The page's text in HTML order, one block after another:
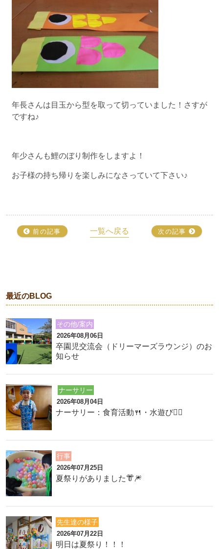
年長さんは目玉から型を取って切っていました！さすが
ですね♪
年少さんも鯉のぼり制作をしますよ！
お子様の持ち帰りを楽しみになさっていて下さい♪
前の記事 一覧へ戻る 次の記事
最近のBLOG
その他/案内
2026年08月06日
卒園児交流会（ドリーマーズラウンジ）のお
知らせ
ナーサリー
2026年08月04日
ナーサリー：食育活動🍴・水遊び🏊‍♂️
行事
2026年07月25日
夏祭りがありました👘🎆
先生達の様子
2026年07月22日
明日は夏祭り！！！